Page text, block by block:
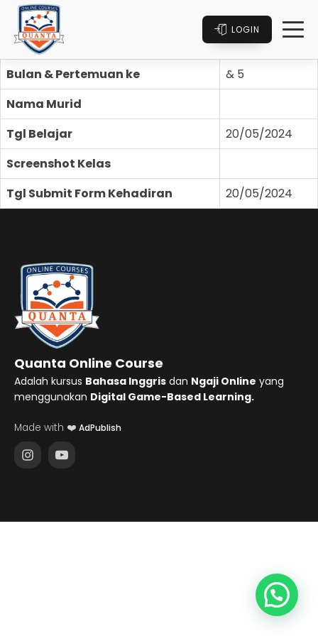
LOGIN
Bulan & Pertemuan ke
& 5
Nama Murid
Tgl Belajar
20/05/2024
Screenshot Kelas
Tgl Submit Form Kehadiran
20/05/2024
Quanta Online Course
Adalah kursus Bahasa Inggris dan Ngaji Online yang
menggunakan Digital Game-Based Learning.
Made with ❤️ AdPublish